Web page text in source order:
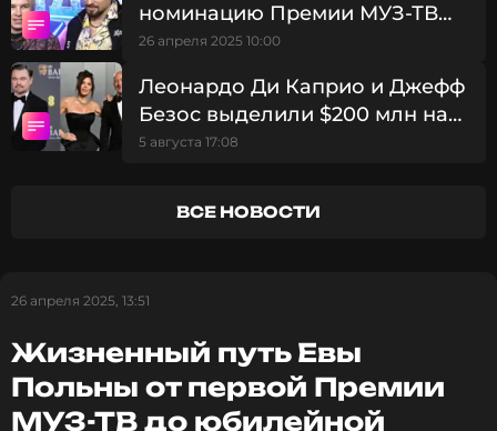
номинацию Премии МУЗ-ТВ
специально для себя
26 апреля 2025 10:00
Леонардо Ди Каприо и Джефф
Безос выделили $200 млн на
спасение исчезающих видов
5 августа 17:08
ВСЕ НОВОСТИ
26 апреля 2025, 13:51
Жизненный путь Евы
Польны от первой Премии
МУЗ-ТВ до юбилейной